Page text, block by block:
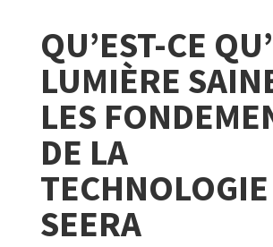
QU’EST-CE
LUMIÈRE
LES
DE LA
TECHNOLOGIE
SEERA